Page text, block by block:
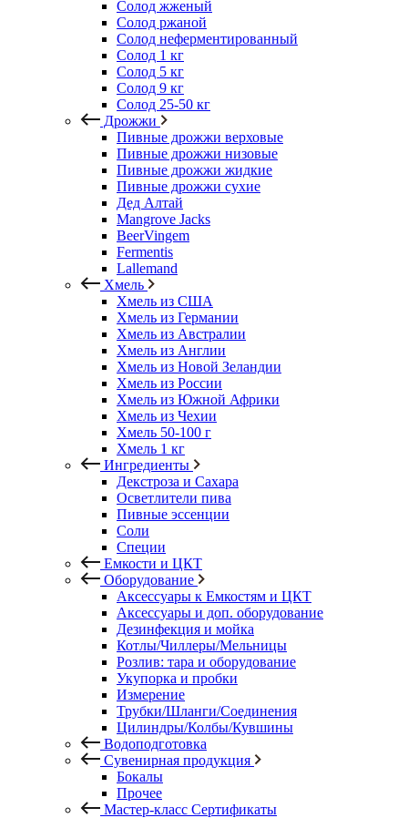
Солод жженый
Солод ржаной
Солод неферментированный
Солод 1 кг
Солод 5 кг
Солод 9 кг
Солод 25-50 кг
Дрожжи
Пивные дрожжи верховые
Пивные дрожжи низовые
Пивные дрожжи жидкие
Пивные дрожжи сухие
Дед Алтай
Mangrove Jacks
BeerVingem
Fermentis
Lallemand
Хмель
Хмель из США
Хмель из Германии
Хмель из Австралии
Хмель из Англии
Хмель из Новой Зеландии
Хмель из России
Хмель из Южной Африки
Хмель из Чехии
Хмель 50-100 г
Хмель 1 кг
Ингредиенты
Декстроза и Сахара
Осветлители пива
Пивные эссенции
Соли
Специи
Емкости и ЦКТ
Оборудование
Аксессуары к Емкостям и ЦКТ
Аксессуары и доп. оборудование
Дезинфекция и мойка
Котлы/Чиллеры/Мельницы
Розлив: тара и оборудование
Укупорка и пробки
Измерение
Трубки/Шланги/Соединения
Цилиндры/Колбы/Кувшины
Водоподготовка
Сувенирная продукция
Бокалы
Прочее
Мастер-класс Сертификаты